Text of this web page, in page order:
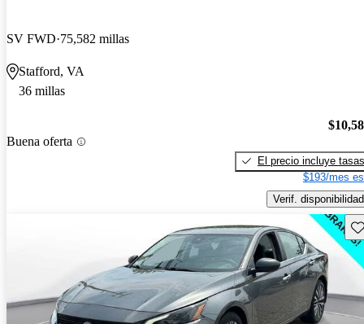
SV FWD 75,582 millas
Stafford, VA
36 millas
Buena oferta
El precio incluye tasas
$193/mes
Verif. disponibilidad